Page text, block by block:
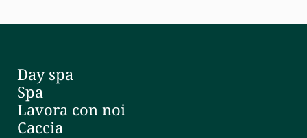
Day spa
Spa
Lavora con noi
Caccia